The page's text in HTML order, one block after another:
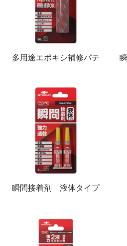
多用途エポキシ補修パテ
瞬間接着剤 液体タイプ